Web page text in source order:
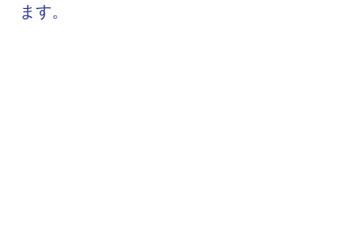
ます。